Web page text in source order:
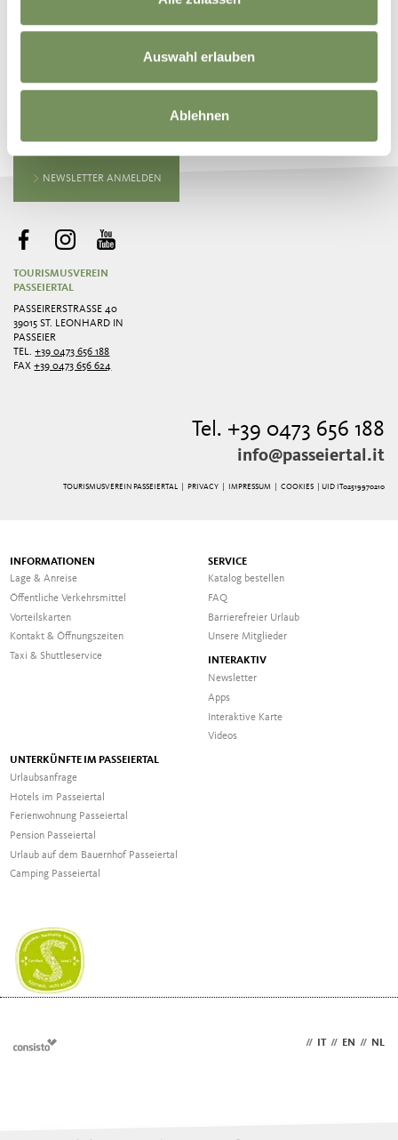
Auswahl erlauben
Ablehnen
BLEIB MIT UNS IN VERBINDUNG
NEWSLETTER ANMELDEN
TOURISMUSVEREIN
PASSEIERTAL
PASSEIRERSTRASSE 40
39015 ST. LEONHARD IN
PASSEIER
TEL.+39 0473 656 188
FAX+39 0473 656 624
Tel. +39 0473 656 188
info@passeiertal.it
TOURISMUSVEREIN PASSEIERTAL | PRIVACY| IMPRESSUM| COOKIES | UID IT02519970210
INFORMATIONEN
Lage & Anreise
Öffentliche Verkehrsmittel
Vorteilskarten
Kontakt & Öffnungszeiten
Taxi & Shuttleservice
SERVICE
Katalog bestellen
FAQ
Barrierefreier Urlaub
Unsere Mitglieder
INTERAKTIV
Newsletter
Apps
Interaktive Karte
Videos
UNTERKÜNFTE IM PASSEIERTAL
Urlaubsanfrage
Hotels im Passeiertal
Ferienwohnung Passeiertal
Pension Passeiertal
Urlaub auf dem Bauernhof Passeiertal
Camping Passeiertal
// IT // EN // NL